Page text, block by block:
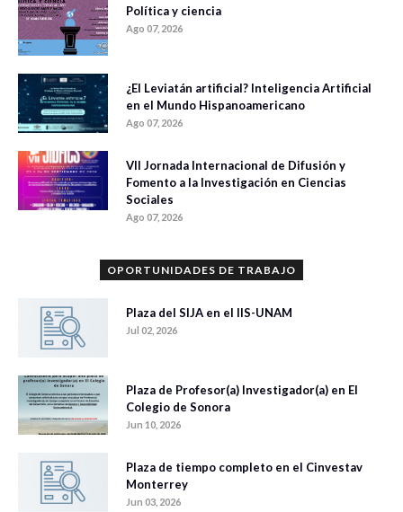
Política y ciencia
Ago 07, 2026
¿El Leviatán artificial? Inteligencia Artificial
en el Mundo Hispanoamericano
Ago 07, 2026
VII Jornada Internacional de Difusión y
Fomento a la Investigación en Ciencias
Sociales
Ago 07, 2026
OPORTUNIDADES DE TRABAJO
Plaza del SIJA en el IIS-UNAM
Jul 02, 2026
Plaza de Profesor(a) Investigador(a) en El
Colegio de Sonora
Jun 10, 2026
Plaza de tiempo completo en el Cinvestav
Monterrey
Jun 03, 2026